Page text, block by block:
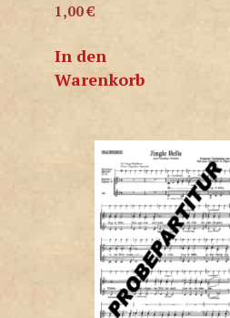
1,00€
In den
Warenkorb